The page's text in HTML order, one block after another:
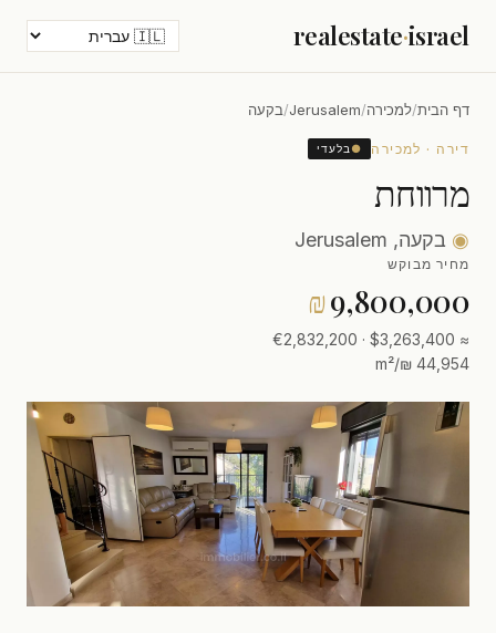
realestate·israel
דף הבית/למכירה/
Jerusalem
/בקעה
דירה · למכירה ● בלעדי
מרווחת
◉ בקעה, Jerusalem
מחיר מבוקש
₪9,800,000
≈ $3,263,400 · €2,832,200
44,954 ₪/m²